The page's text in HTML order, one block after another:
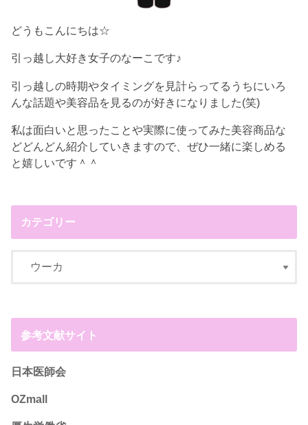
どうもこんにちは☆
引っ越し大好き女子のなーこです♪
引っ越しの時期やタイミングを見計らってるうちにいろ
んな話題や美容品を見るのが好きになりました(笑)
私は面白いと思ったことや実際に使ってみた美容商品な
どどんどん紹介していきますので、ぜひ一緒に楽しめる
と嬉しいです＾＾
カテゴリー
参考文献サイト
日本医師会
OZmall